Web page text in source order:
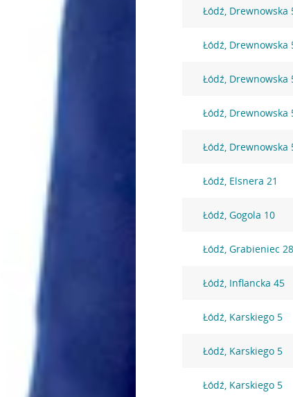
Łódź, Drewnowska
Łódź, Drewnowska
Łódź, Drewnowska
Łódź, Drewnowska
Łódź, Drewnowska
Łódź, Elsnera 21
Łódź, Gogola 10
Łódź, Grabieniec 28
Łódź, Inflancka 45
Łódź, Karskiego 5
Łódź, Karskiego 5
Łódź, Karskiego 5